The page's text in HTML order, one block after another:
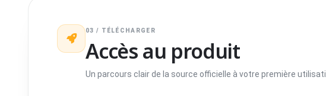
03 / TÉLÉCHARGER
Accès au produit
Un parcours clair de la source officielle à votre première